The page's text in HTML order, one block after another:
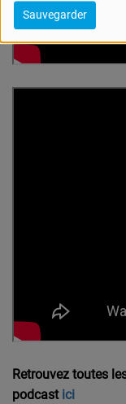
Sauvegarder
Retrouvez toutes
podcast ici